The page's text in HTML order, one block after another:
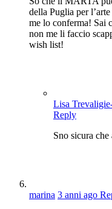
della Puglia per
me lo conferma! Sai
non me li faccio
wish list!
Lisa
Reply
Sno sicura
marina 3 anni ago